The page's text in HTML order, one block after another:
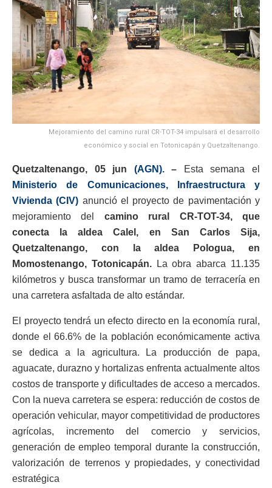
Mejoramiento del camino rural CR-TOT-34 impulsará el desarrollo
económico y social en Totonicapán y Quetzaltenango.
Quetzaltenango, 05 jun (AGN).– Esta semana el
Ministerio de Comunicaciones, Infraestructura y
Vivienda (CIV) anunció el proyecto de pavimentación y
mejoramiento del camino rural CR-TOT-34, que
conecta la aldea Calel, en San Carlos Sija,
Quetzaltenango, con la aldea Pologua, en
Momostenango, Totonicapán.La obra abarca 11.135
kilómetros y busca transformar un tramo de terracería en
una carretera asfaltada de alto estándar.
El proyecto tendrá un efecto directo en la economía rural,
donde el 66.6% de la población económicamente activa
se dedica a la agricultura. La producción de papa,
aguacate, durazno y hortalizas enfrenta actualmente altos
costos de transporte y dificultades de acceso a mercados.
Con la nueva carretera se espera: reducción de costos de
operación vehicular, mayor competitividad de productores
agrícolas, incremento del comercio y servicios,
generación de empleo temporal durante la construcción,
valorización de terrenos y propiedades, y conectividad
estratégica